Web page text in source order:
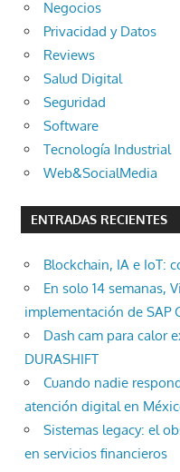
Negocios
Privacidad y Datos
Reviews
Salud Digital
Seguridad
Software
Tecnología Industrial
Web&SocialMedia
ENTRADAS RECIENTES
Blockchain, IA e IoT:
En solo 14 semanas,
implementación de SAP
Dash cam para calor
DURASHIFT
Cuando nadie
atención digital en
Sistemas legacy: el
en servicios financieros